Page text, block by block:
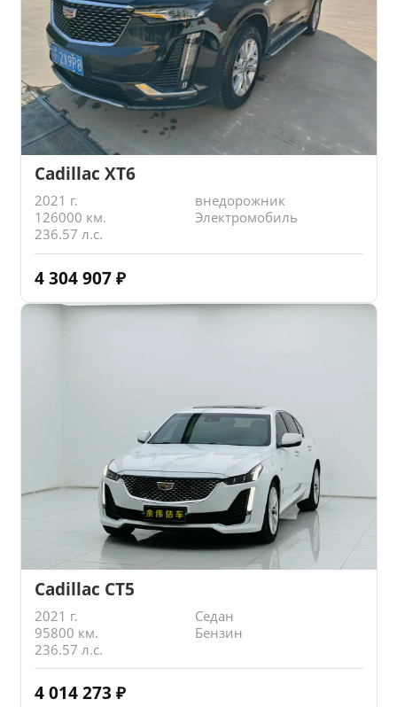
Cadillac XT6
2021 г.
внедорожник
126000 км.
Электромобиль
236.57 л.с.
4 304 907 ₽
Cadillac CT5
2021 г.
Седан
95800 км.
Бензин
236.57 л.с.
4 014 273 ₽